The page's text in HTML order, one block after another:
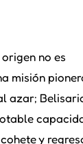
no es
misión
azar;
y